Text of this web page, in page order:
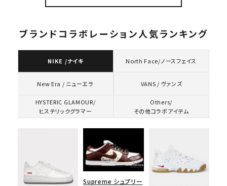
ブランドコラボレーション人気ランキング
NIKE /ナイキ North Face/ノースフェイス
New Era / ニューエラ VANS / ヴァンズ
HYSTERIC GLAMOUR/
ヒステリックグラマー
Others/
その他コラボアイテム
Supreme シュプリー